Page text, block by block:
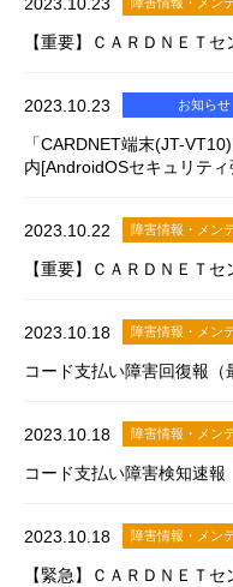
2023.10.23
【重要】ＣＡＲＤＮＥＴ
2023.10.23 お知らせ
「CARDNET端末(JT-
内[AndroidOSセキュリティ
2023.10.22 障害情報・メン
【重要】ＣＡＲＤＮＥＴ
2023.10.18 障害情報・メン
コード支払い障害回復報（
2023.10.18 障害情報・メン
コード支払い障害検知速報
2023.10.18 障害情報・メン
【緊急】ＣＡＲＤＮＥＴ